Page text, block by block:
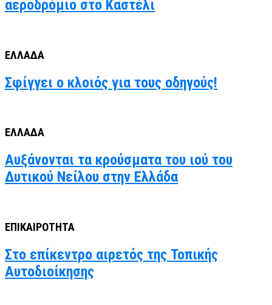
αεροδρόμιο στο Καστέλι
ΕΛΛΑΔΑ
Σφίγγει ο κλοιός για τους οδηγούς!
ΕΛΛΑΔΑ
Αυξάνονται τα κρούσματα του ιού του
Δυτικού Νείλου στην Ελλάδα
ΕΠΙΚΑΙΡΟΤΗΤΑ
Στο επίκεντρο αιρετός της Τοπικής
Αυτοδιοίκησης